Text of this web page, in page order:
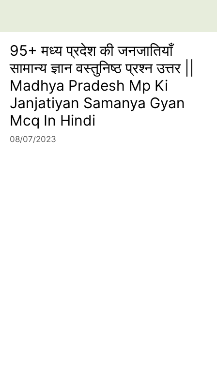
95+ मध्य प्रदेश की जनजातियाँ
सामान्य ज्ञान वस्तुनिष्ठ प्रश्न उत्तर ||
Madhya Pradesh Mp Ki
Janjatiyan Samanya Gyan
Mcq In Hindi
08/07/2023